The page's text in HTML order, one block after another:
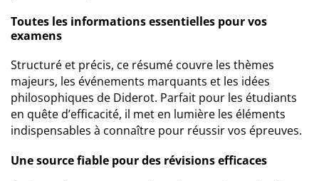
Toutes les informations essentielles pour vos
examens
Structuré et précis, ce résumé couvre les thèmes
majeurs, les événements marquants et les idées
philosophiques de Diderot. Parfait pour les étudiants
en quête d’efficacité, il met en lumière les éléments
indispensables à connaître pour réussir vos épreuves.
Une source fiable pour des révisions efficaces